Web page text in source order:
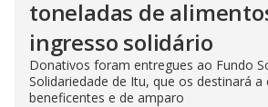
toneladas de
ingresso solidário
Donativos foram entregues ao Fundo
Solidariedade de Itu, que os destinará a
beneficentes e de amparo